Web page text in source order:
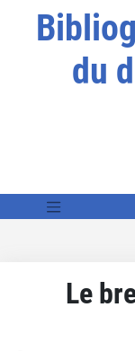
du
Le